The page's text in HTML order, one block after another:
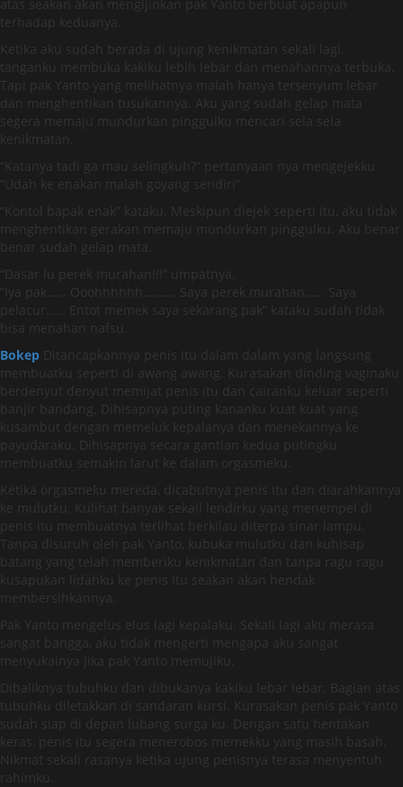
atas seakan akan mengijinkan pak Yanto berbuat apapun
terhadap keduanya.
Ketika aku sudah berada di ujung kenikmatan sekali lagi,
tanganku membuka kakiku lebih lebar dan menahannya terbuka.
Tapi pak Yanto yang melihatnya malah hanya tersenyum lebar
dan menghentikan tusukannya. Aku yang sudah gelap mata
segera memaju mundurkan pinggulku mencari sela sela
kenikmatan.
“Katanya tadi ga mau selingkuh?” pertanyaan nya mengejekku
“Udah ke enakan malah goyang sendiri”
“Kontol bapak enak” kataku. Meskipun diejek seperti itu, aku tidak
menghentikan gerakan memaju mundurkan pinggulku. Aku benar
benar sudah gelap mata.
“Dasar lu perek murahan!!!” umpatnya.
“Iya pak…… Ooohhhhhh………. Saya perek murahan…… Saya
pelacur…… Entot memek saya sekarang pak” kataku sudah tidak
bisa menahan nafsu.
Bokep Ditancapkannya penis itu dalam dalam yang langsung
membuatku seperti di awang awang. Kurasakan dinding vaginaku
berdenyut denyut memijat penis itu dan cairanku keluar seperti
banjir bandang. Dihisapnya puting kananku kuat kuat yang
kusambut dengan memeluk kepalanya dan menekannya ke
payudaraku. Dihisapnya secara gantian kedua putingku
membuatku semakin larut ke dalam orgasmeku.
Ketika orgasmeku mereda, dicabutnya penis itu dan diarahkannya
ke mulutku. Kulihat banyak sekali lendirku yang menempel di
penis itu membuatnya terlihat berkilau diterpa sinar lampu.
Tanpa disuruh oleh pak Yanto, kubuka mulutku dan kuhisap
batang yang telah memberiku kenikmatan dan tanpa ragu ragu
kusapukan lidahku ke penis itu seakan akan hendak
membersihkannya.
Pak Yanto mengelus elus lagi kepalaku. Sekali lagi aku merasa
sangat bangga, aku tidak mengerti mengapa aku sangat
menyukainya jika pak Yanto memujiku.
Dibaliknya tubuhku dan dibukanya kakiku lebar lebar. Bagian atas
tubuhku diletakkan di sandaran kursi. Kurasakan penis pak Yanto
sudah siap di depan lubang surga ku. Dengan satu hentakan
keras, penis itu segera menerobos memekku yang masih basah.
Nikmat sekali rasanya ketika ujung penisnya terasa menyentuh
rahimku.